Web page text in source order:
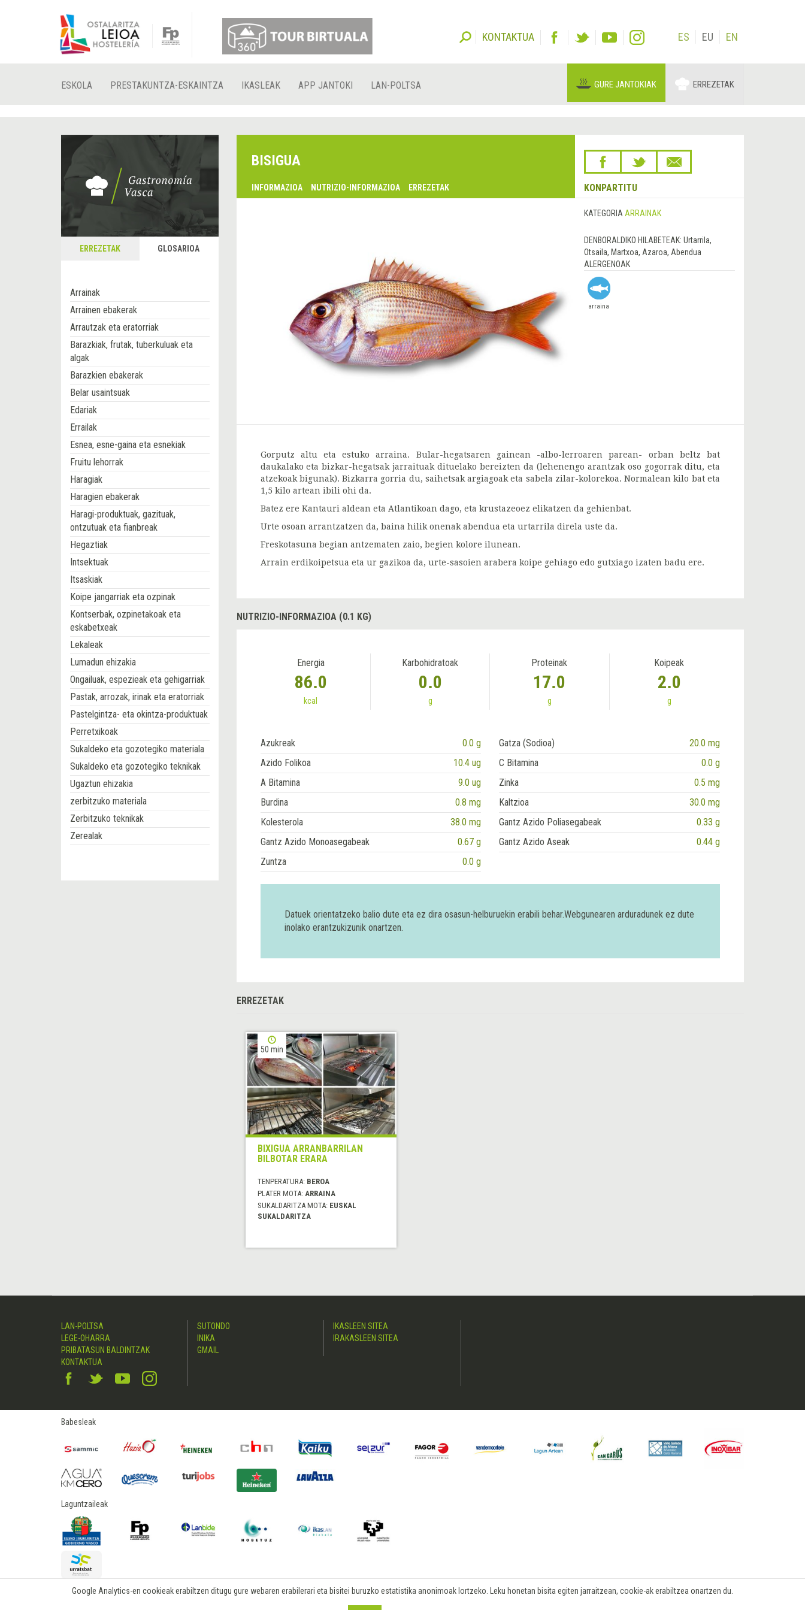
Google Analytics-en cookieak erabiltzen ditugu gure webaren erabilerari eta bisitei buruzko estatistika anonimoak lortzeko. Leku honetan bisita egiten jarraitzean, cookie-ak erabiltzea onartzen du.
KONTAKTUA ES EU EN
ESKOLA PRESTAKUNTZA-ESKAINTZA IKASLEAK APP JANTOKI LAN-POLTSA GURE JANTOKIAK ERREZETAK
ERREZETAK GLOSARIOA
Arrainak
Arrainen ebakerak
Arrautzak eta eratorriak
Barazkiak, frutak, tuberkuluak eta
algak
Barazkien ebakerak
Belar usaintsuak
Edariak
Errailak
Esnea, esne-gaina eta esnekiak
Fruitu lehorrak
Haragiak
Haragien ebakerak
Haragi-produktuak, gazituak,
ontzutuak eta fianbreak
Hegaztiak
Intsektuak
Itsaskiak
Koipe jangarriak eta ozpinak
Kontserbak, ozpinetakoak eta
eskabetxeak
Lekaleak
Lumadun ehizakia
Ongailuak, espezieak eta gehigarriak
Pastak, arrozak, irinak eta eratorriak
Pastelgintza- eta okintza-produktuak
Perretxikoak
Sukaldeko eta gozotegiko materiala
Sukaldeko eta gozotegiko teknikak
Ugaztun ehizakia
zerbitzuko materiala
Zerbitzuko teknikak
Zerealak
BISIGUA
INFORMAZIOA NUTRIZIO-INFORMAZIOA ERREZETAK KONPARTITU
KATEGORIA ARRAINAK
DENBORALDIKO HILABETEAK: Urtarrila,
Otsaila, Martxoa, Azaroa, Abendua
ALERGENOAK
arraina
Gorputz altu eta estuko arraina. Bular-hegatsaren gainean -albo-lerroaren parean- orban beltz bat
daukalako eta bizkar-hegatsak jarraituak dituelako bereizten da (lehenengo arantzak oso gogorrak ditu, eta
atzekoak bigunak). Bizkarra gorria du, saihetsak argiagoak eta sabela zilar-kolorekoa. Normalean kilo bat eta
1,5 kilo artean ibili ohi da.
Batez ere Kantauri aldean eta Atlantikoan dago, eta krustazeoez elikatzen da gehienbat.
Urte osoan arrantzatzen da, baina hilik onenak abendua eta urtarrila direla uste da.
Freskotasuna begian antzematen zaio, begien kolore ilunean.
Arrain erdikoipetsua eta ur gazikoa da, urte-sasoien arabera koipe gehiago edo gutxiago izaten badu ere.
NUTRIZIO-INFORMAZIOA (0.1 KG)
Energia
86.0
kcal
Karbohidratoak
0.0
g
Proteinak
17.0
g
Koipeak
2.0
g
Azukreak 0.0 g Gatza (Sodioa)
20.0 mg
Azido Folikoa
10.4 ug C Bitamina
0.0 g
A Bitamina
9.0 ug Zinka
0.5 mg
Burdina
0.8 mg Kaltzioa
30.0 mg
Kolesterola
38.0 mg Gantz Azido Poliasegabeak
0.33 g
Gantz Azido Monoasegabeak
0.67 g Gantz Azido Aseak
0.44 g
Zuntza
0.0 g
Datuek orientatzeko balio dute eta ez dira osasun-helburuekin erabili behar.Webgunearen arduradunek ez dute
inolako erantzukizunik onartzen.
ERREZETAK
50 min
BIXIGUA ARRANBARRILAN
BILBOTAR ERARA
TENPERATURA: BEROA
PLATER MOTA: ARRAINA
SUKALDARITZA MOTA: EUSKAL
SUKALDARITZA
LAN-POLTSA
LEGE-OHARRA
PRIBATASUN BALDINTZAK
KONTAKTUA
SUTONDO
INIKA
GMAIL
IKASLEEN SITEA
IRAKASLEEN SITEA
Babesleak
Laguntzaileak